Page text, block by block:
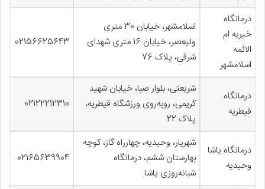
درمانگاه
خیریه ام
الائمه
اسلامشهر
اسلامشهر، خیابان 30 متری
ولیعصر، خیابان 16 متری شهدای
شرقی، پلاک 76
02156625643
درمانگاه
قیطریه
شریعتی، بلوار صبا، خیابان شهید
کریمی، روبه‌روی ورزشگاه قیطریه،
پلاک 22
02122212310
درمانگاه یاشا
وحیدیه
شهریار، وحیدیه، چهارراه گاز، کوچه
بهارستان ششم، درمانگاه
شبانه‌روزی یاشا
02165639904